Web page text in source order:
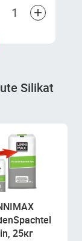
+
Silikat
25кг